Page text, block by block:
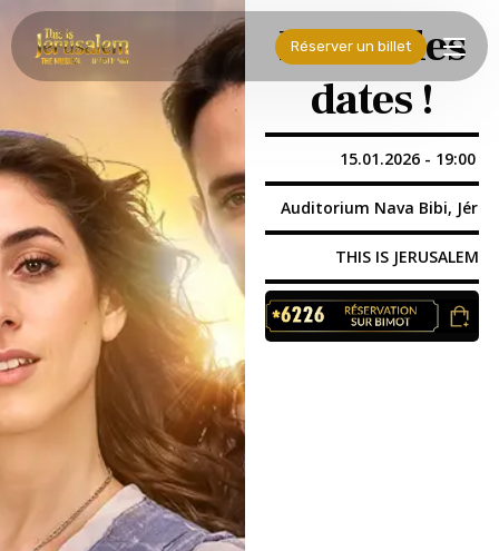
principal
Réserver un billet
Nouvelles
dates !
15.01.2026 - 19:00
Auditorium Nava Bibi,
THIS IS JERUSALEM